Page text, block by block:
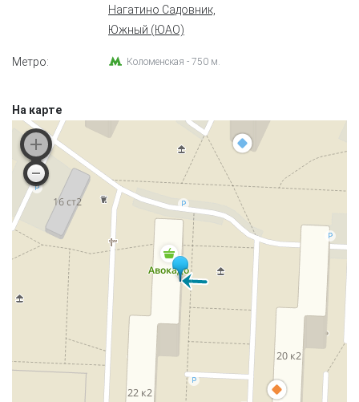
Нагатино Садовник,
Южный (ЮАО)
Метро: Коломенская - 750 м.
На карте